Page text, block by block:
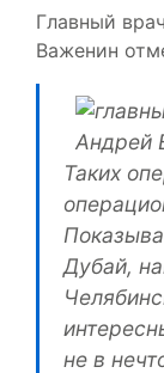
Главный
Важенин
Таких
Дубай,
не в